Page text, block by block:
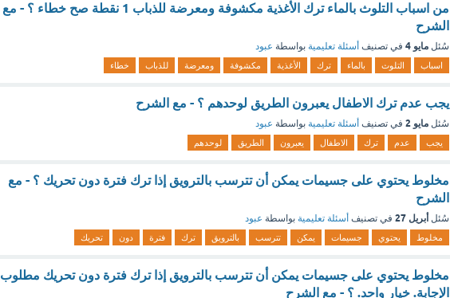
من اسباب التلوث بالماء ترك الأغذية مكشوفة ومعرضة للذباب 1 نقطة صح خطاء ؟ - مع
الشرح
سُئل مايو 4 في تصنيف أسئلة تعليمية بواسطة عبود
اسباب التلوث بالماء ترك الأغذية مكشوفة ومعرضة للذباب خطاء
يجب عدم ترك الاطفال يعبرون الطريق لوحدهم ؟ - مع الشرح
سُئل مايو 2 في تصنيف أسئلة تعليمية بواسطة عبود
يجب عدم ترك الاطفال يعبرون الطريق لوحدهم
مخلوط يحتوي على جسيمات يمكن أن تترسب بالترويق إذا ترك فترة دون تحريك ؟ - مع
الشرح
سُئل أبريل 27 في تصنيف أسئلة تعليمية بواسطة عبود
مخلوط يحتوي جسيمات يمكن تترسب بالترويق ترك فترة دون تحريك
مخلوط يحتوي على جسيمات يمكن أن تترسب بالترويق إذا ترك فترة دون تحريك مطلوب
الإجابة. خيار واحد. ؟ - مع الشرح